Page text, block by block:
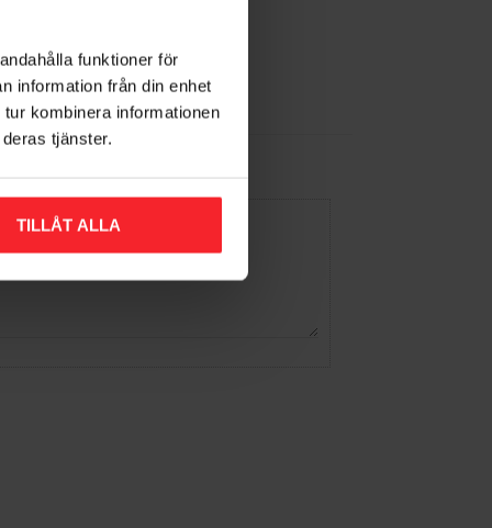
funktioner för
information från din enhet
kombinera informationen
tjänster.
TILLÅT ALLA